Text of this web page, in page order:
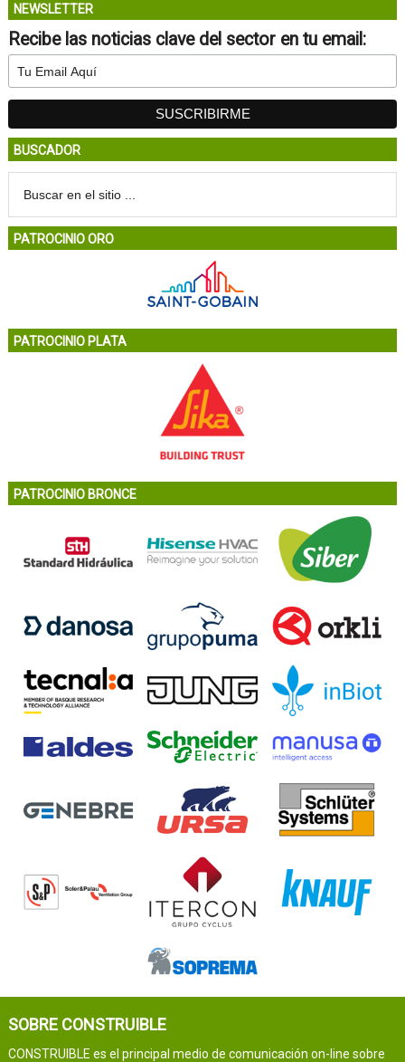
NEWSLETTER
Recibe las noticias clave del sector en tu email:
BUSCADOR
PATROCINIO ORO
PATROCINIO PLATA
PATROCINIO BRONCE
SOBRE CONSTRUIBLE
CONSTRUIBLE es el principal medio de comunicación on-line sobre